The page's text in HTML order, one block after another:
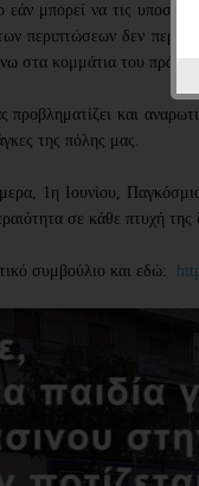
εάν μπορεί να τις
περιπτώσεων δεν
στα κομμάτια του
και
της πόλης μας.
1η Ιουνίου,
σε κάθε πτυχή της
συμβούλιο και εδώ: